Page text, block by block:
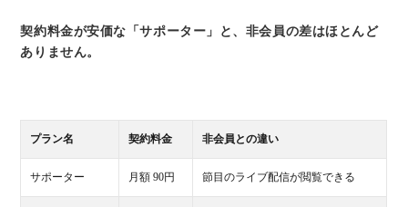
契約料金が安価な「サポーター」と、非会員の差はほとんど
ありません。
プラン名 契約料金 非会員との違い
サポーター 月額 90円 節目のライブ配信が閲覧できる